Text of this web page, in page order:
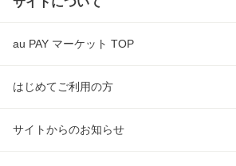
au PAY マーケット TOP
はじめてご利用の方
サイトからのお知らせ